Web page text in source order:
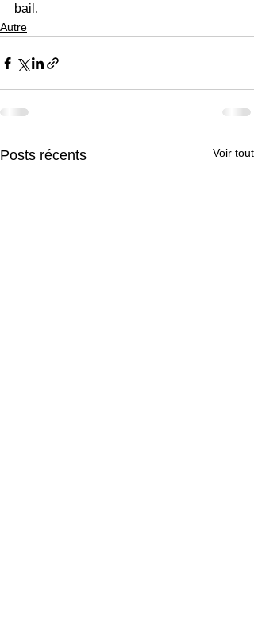
bail.
Autre
Posts récents Voir tout